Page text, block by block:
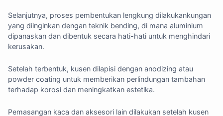
Selanjutnya, proses pembentukan lengkung dilakukankungan
yang diinginkan dengan teknik bending, di mana aluminium
dipanaskan dan dibentuk secara hati-hati untuk menghindari
kerusakan.
Setelah terbentuk, kusen dilapisi dengan anodizing atau
powder coating untuk memberikan perlindungan tambahan
terhadap korosi dan meningkatkan estetika.
Pemasangan kaca dan aksesori lain dilakukan setelah kusen